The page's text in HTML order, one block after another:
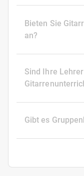
Bieten Sie
an?
Sind Ihre
Gibt es